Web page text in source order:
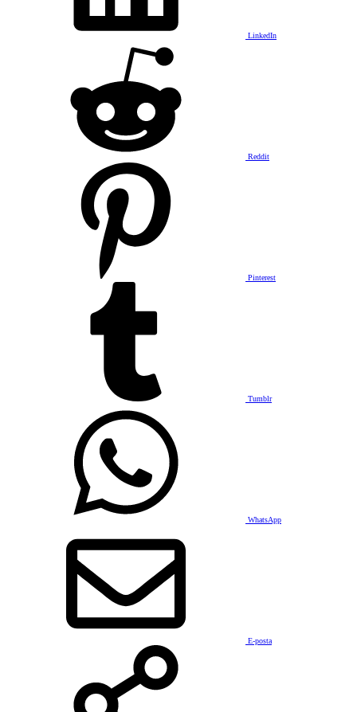
LinkedIn
Reddit
Pinterest
Tumblr
WhatsApp
E-posta